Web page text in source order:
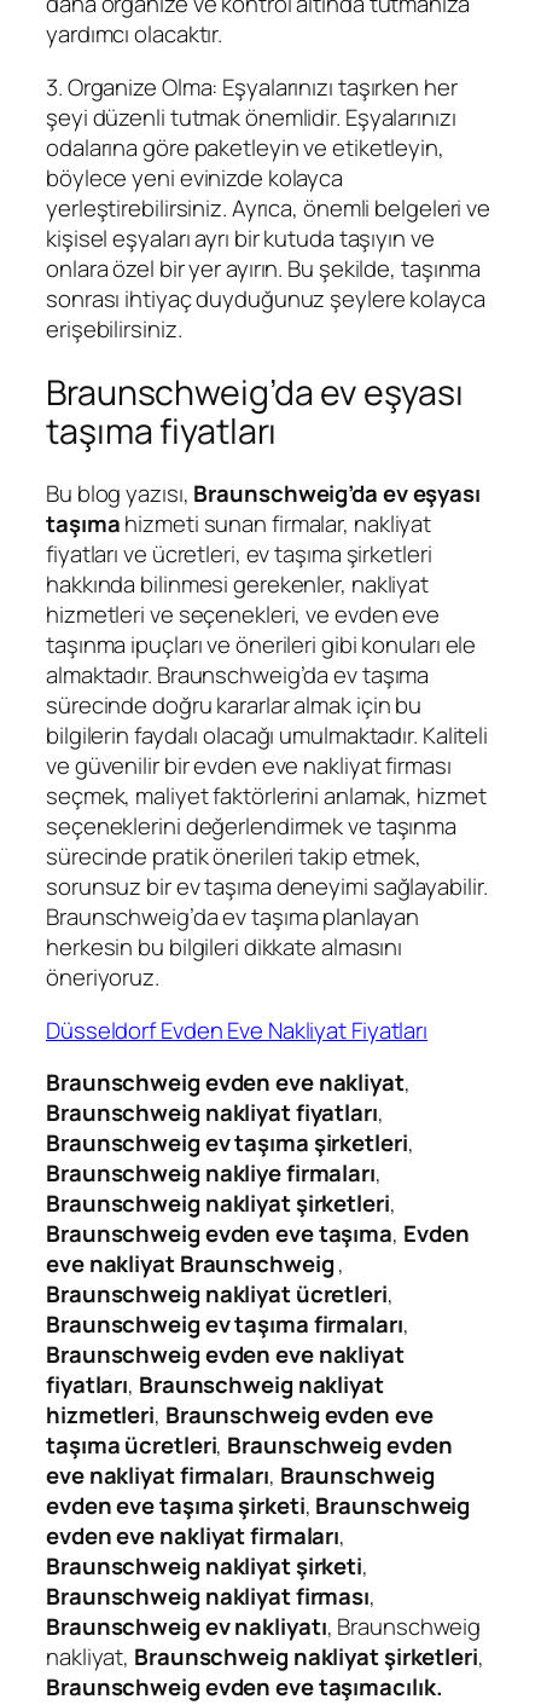
yardımcı olacaktır.
3. Organize Olma: Eşyalarınızı taşırken her
şeyi düzenli tutmak önemlidir. Eşyalarınızı
odalarına göre paketleyin ve etiketleyin,
böylece yeni evinizde kolayca
yerleştirebilirsiniz. Ayrıca, önemli belgeleri ve
kişisel eşyaları ayrı bir kutuda taşıyın ve
onlara özel bir yer ayırın. Bu şekilde, taşınma
sonrası ihtiyaç duyduğunuz şeylere kolayca
erişebilirsiniz.
Braunschweig’da ev eşyası
taşıma fiyatları
Bu blog yazısı, Braunschweig’da ev eşyası
taşımahizmeti sunan firmalar, nakliyat
fiyatları ve ücretleri, ev taşıma şirketleri
hakkında bilinmesi gerekenler, nakliyat
hizmetleri ve seçenekleri, ve evden eve
taşınma ipuçları ve önerileri gibi konuları ele
almaktadır. Braunschweig’da ev taşıma
sürecinde doğru kararlar almak için bu
bilgilerin faydalı olacağı umulmaktadır. Kaliteli
ve güvenilir bir evden eve nakliyat firması
seçmek, maliyet faktörlerini anlamak, hizmet
seçeneklerini değerlendirmek ve taşınma
sürecinde pratik önerileri takip etmek,
sorunsuz bir ev taşıma deneyimi sağlayabilir.
Braunschweig’da ev taşıma planlayan
herkesin bu bilgileri dikkate almasını
öneriyoruz.
Düsseldorf Evden Eve Nakliyat Fiyatları
Braunschweig evden eve nakliyat,
Braunschweig nakliyat fiyatları,
Braunschweig ev taşıma şirketleri,
Braunschweig nakliye firmaları,
Braunschweig nakliyat şirketleri,
Braunschweig evden eve taşıma, Evden
eve nakliyat Braunschweig,
Braunschweig nakliyat ücretleri,
Braunschweig ev taşıma firmaları,
Braunschweig evden eve nakliyat
fiyatları, Braunschweig nakliyat
hizmetleri, Braunschweig evden eve
taşıma ücretleri, Braunschweig evden
eve nakliyat firmaları, Braunschweig
evden eve taşıma şirketi, Braunschweig
evden eve nakliyat firmaları,
Braunschweig nakliyat şirketi,
Braunschweig nakliyat firması,
Braunschweig ev nakliyatı, Braunschweig
nakliyat, Braunschweig nakliyat şirketleri,
Braunschweig evden eve taşımacılık.